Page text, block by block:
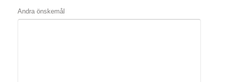
Andra önskemål